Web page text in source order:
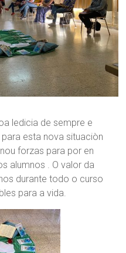
ledicia de sempre e
esta nova situaciòn
forzas para por en
alumnos . O valor da
durante todo o curso
para a vida.